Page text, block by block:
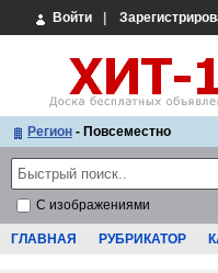
Войти
Регион - Повсеместно
С изображениями
ГЛАВНАЯ РУБРИКАТОР